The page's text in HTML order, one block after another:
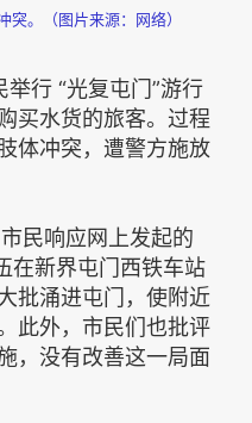
。（图片来源：网络）
行 “光复屯门”游行
买水货的旅客。过程
体冲突，遭警方施放
民响应网上发起的
在新界屯门西铁车站
批涌进屯门，使附近
此外，市民们也批评
，没有改善这一局面